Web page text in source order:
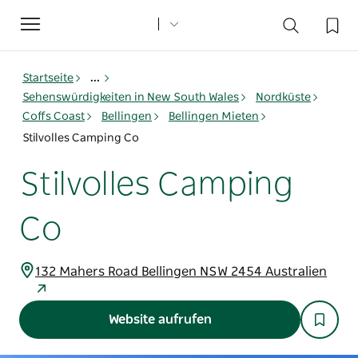
Toggle
navigation
Startseite
...
Sehenswürdigkeiten in New South Wales
Nordküste
Coffs Coast
Bellingen
Bellingen Mieten
Stilvolles Camping Co
Stilvolles Camping
Co
132 Mahers Road Bellingen NSW 2454 Australien
Website aufrufen